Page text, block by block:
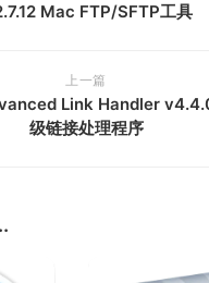
Mac FTP/SFTP工具
上一篇
Link Handler
级链接处理程序